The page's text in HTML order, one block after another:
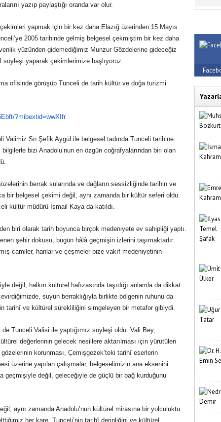
yazıp paylaştığı oranda var olur.
yapmak için bir kez daha Elazığ üzerinden 15 Mayıs
2005 tarihinde gelmiş belgesel çekmiştim bir kez daha
yüzünden gidemediğimiz Munzur Gözdelerine gideceğiz
yaparak çekimlerimize başlıyoruz.
ofisinde görüşüp Tunceli de tarih kültür ve doğa turizmi
?mibextid=wwXIfr
Valimiz Sn Şefik Aygül ile belgesel tadında Tunceli tarihine
bizi Anadolu’nun en özgün coğrafyalarından biri olan
berrak sularında ve dağların sessizliğinde tarihin ve
bir belgesel çekimi değil, aynı zamanda bir kültür seferi oldu.
kültür müdürü İsmail Kaya da katıldı.
biri olarak tarih boyunca birçok medeniyete ev sahipliği yaptı.
şehir dokusu, bugün hâlâ geçmişin izlerini taşımaktadır.
camiler, hanlar ve çeşmeler bize vakıf medeniyetinin
değil, halkın kültürel hafızasında taşıdığı anlamla da dikkat
suyun berraklığıyla birlikte bölgenin ruhunu da
tarihî ve kültürel sürekliliğini simgeleyen bir metafor gibiydi.
Tunceli Valisi ile yaptığımız söyleşi oldu. Vali Bey,
değerlerinin gelecek nesillere aktarılması için yürütülen
korunması, Çemişgezek’teki tarihî eserlerin
üzerine yapılan çalışmalar, belgeselimizin ana eksenini
geçmişiyle değil, geleceğiyle de güçlü bir bağ kurduğunu
aynı zamanda Anadolu’nun kültürel mirasına bir yolculuktu.
her kare, Tunceli’nin tarihî derinliğini ve kültürel